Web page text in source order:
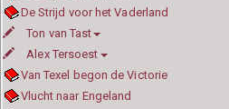
De Strijd voor het Vaderland
Ton van Tast
Alex Tersoest
Van Texel begon de Victorie
Vlucht naar Engeland